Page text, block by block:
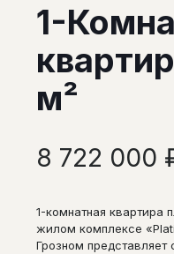
1-
м²
8 722 000
1-комнатная квартира
жилом комплексе
Грозном представляет